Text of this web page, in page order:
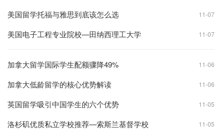
美国留学托福与雅思到底该怎么选 11-07
美国电子工程专业院校—田纳西理工大学 11-07
加拿大留学国际学生配额骤降49% 11-06
加拿大低龄留学的核心优势解读 11-06
英国留学吸引中国学生的六个优势 11-05
洛杉矶优质私立学校推荐—索斯兰基督学校 11-05